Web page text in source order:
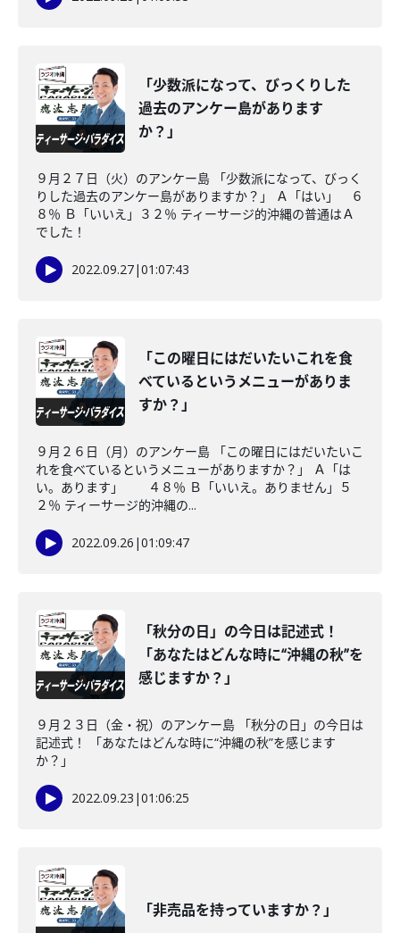
「少数派になって、びっくりした
過去のアンケー島があります
か？」
９月２７日（火）のアンケー島 「少数派になって、びっく
りした過去のアンケー島がありますか？」 Ａ「はい」 ６
８％ Ｂ「いいえ」３２％ ティーサージ的沖縄の普通はＡ
でした！
2022.09.27|01:07:43
「この曜日にはだいたいこれを食
べているというメニューがありま
すか？」
９月２６日（月）のアンケー島 「この曜日にはだいたいこ
れを食べているというメニューがありますか？」 Ａ「は
い。あります」 ４８％ Ｂ「いいえ。ありません」５
２％ ティーサージ的沖縄の...
2022.09.26 |01:09:47
「秋分の日」の今日は記述式！
「あなたはどんな時に“沖縄の秋”を
感じますか？」
９月２３日（金・祝）のアンケー島 「秋分の日」の今日は
記述式！ 「あなたはどんな時に“沖縄の秋”を感じます
か？」
2022.09.23 |01:06:25
「非売品を持っていますか？」